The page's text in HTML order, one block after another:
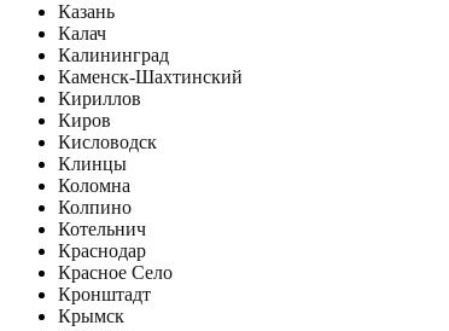
Казань
Калач
Калининград
Каменск-Шахтинский
Кириллов
Киров
Кисловодск
Клинцы
Коломна
Колпино
Котельнич
Краснодар
Красное Село
Кронштадт
Крымск